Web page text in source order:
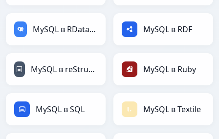
MySQL в RDataFrame MySQL в RDF
MySQL в reStructuredText MySQL в Ruby
MySQL в SQL MySQL в Textile